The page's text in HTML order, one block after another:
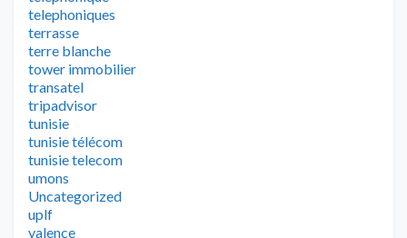
telephoniques
terrasse
terre blanche
tower immobilier
transatel
tripadvisor
tunisie
tunisie télécom
tunisie telecom
umons
Uncategorized
uplf
valence